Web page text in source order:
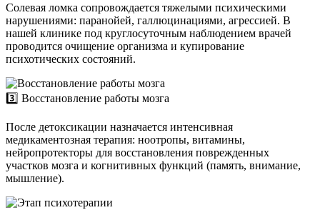
Солевая ломка сопровождается тяжелыми психическими
нарушениями: паранойей, галлюцинациями, агрессией. В
нашей клинике под круглосуточным наблюдением врачей
проводится очищение организма и купирование
психотических состояний.
3️⃣ Восстановление работы мозга
После детоксикации назначается интенсивная
медикаментозная терапия: ноотропы, витамины,
нейропротекторы для восстановления поврежденных
участков мозга и когнитивных функций (память, внимание,
мышление).